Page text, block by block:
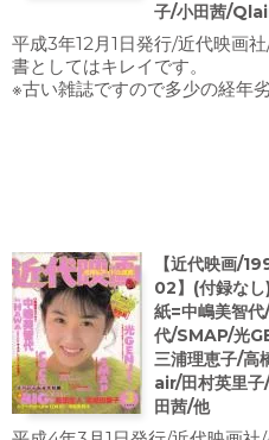
子/小田茜/
平成3年12月1日発行/近代映画
書としてはキレイです。
※古い雑誌ですので多少の経年
【近代映画/
02】(付録な
紙=中嶋美智
代/SMAP/光
三浦理恵子/高
air/田村英里
田茜/他